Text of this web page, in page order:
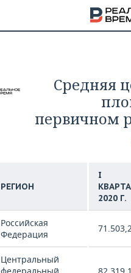
Средняя
первичном
РЕГИОН
I
2020 Г.
Российская
Федерация
Центральный